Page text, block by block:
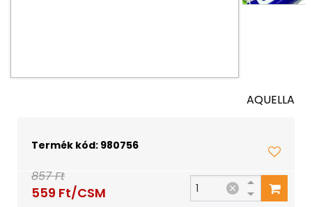
AQUELLA
Termék kód: 980756
857 Ft
559 Ft/CSM